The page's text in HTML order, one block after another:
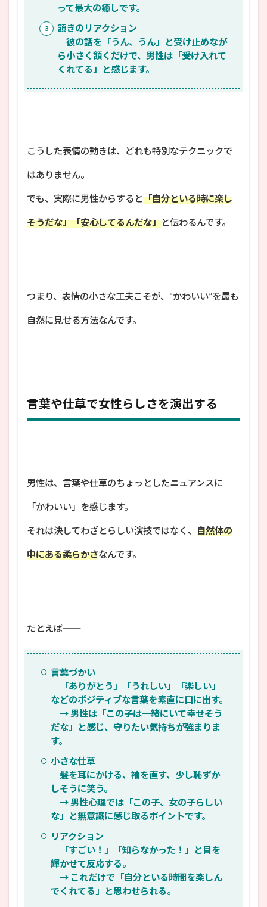
って最大の癒しです。
頷きのリアクション
彼の話を「うん、うん」と受け止めなが
ら小さく頷くだけで、男性は「受け入れて
くれてる」と感じます。
こうした表情の動きは、どれも特別なテクニックで
はありません。
でも、実際に男性からすると「自分といる時に楽し
そうだな」「安心してるんだな」と伝わるんです。
つまり、表情の小さな工夫こそが、“かわいい”を最も
自然に見せる方法なんです。
言葉や仕草で女性らしさを演出する
男性は、言葉や仕草のちょっとしたニュアンスに
「かわいい」を感じます。
それは決してわざとらしい演技ではなく、 自然体の
中にある柔らかさなんです。
たとえば──
言葉づかい
「ありがとう」「うれしい」「楽しい」
などのポジティブな言葉を素直に口に出す。
→ 男性は「この子は一緒にいて幸せそう
だな」と感じ、守りたい気持ちが強まりま
す。
小さな仕草
髪を耳にかける、袖を直す、少し恥ずか
しそうに笑う。
→ 男性心理では「この子、女の子らしい
な」と無意識に感じ取るポイントです。
リアクション
「すごい！」「知らなかった！」と目を
輝かせて反応する。
→ これだけで「自分といる時間を楽しん
でくれてる」と思わせられる。